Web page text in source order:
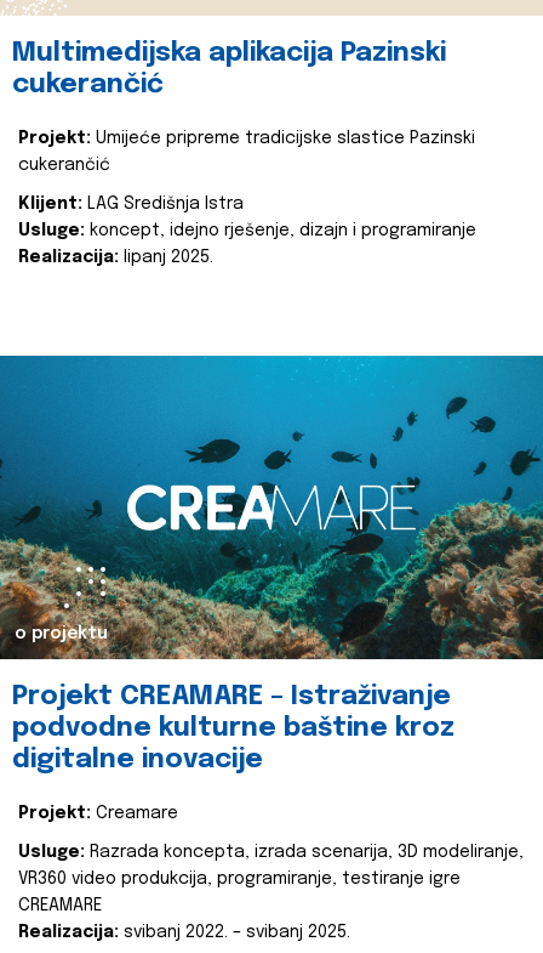
Multimedijska aplikacija Pazinski
cukerančić
Projekt: Umijeće pripreme tradicijske slastice Pazinski
cukerančić
Klijent: LAG Središnja Istra
Usluge: koncept, idejno rješenje, dizajn i programiranje
Realizacija: lipanj 2025.
o projektu
Projekt CREAMARE – Istraživanje
podvodne kulturne baštine kroz
digitalne inovacije
Projekt: Creamare
Usluge: Razrada koncepta, izrada scenarija, 3D modeliranje,
VR360 video produkcija, programiranje, testiranje igre
CREAMARE
Realizacija: svibanj 2022. – svibanj 2025.